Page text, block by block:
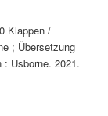
Klappen /
; Übersetzung
: Usborne. 2021.